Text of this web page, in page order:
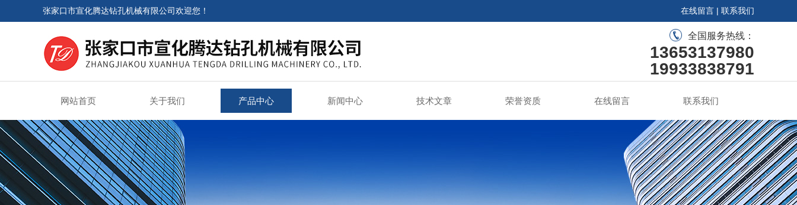
张家口市宣化腾达钻孔机械有限公司欢迎您！ 在线留言 | 联系我们
全国服务热线：
13653137980
19933838791
网站首页 关于我们 产品中心 新闻中心 技术文章 荣誉资质 在线留言 联系我们